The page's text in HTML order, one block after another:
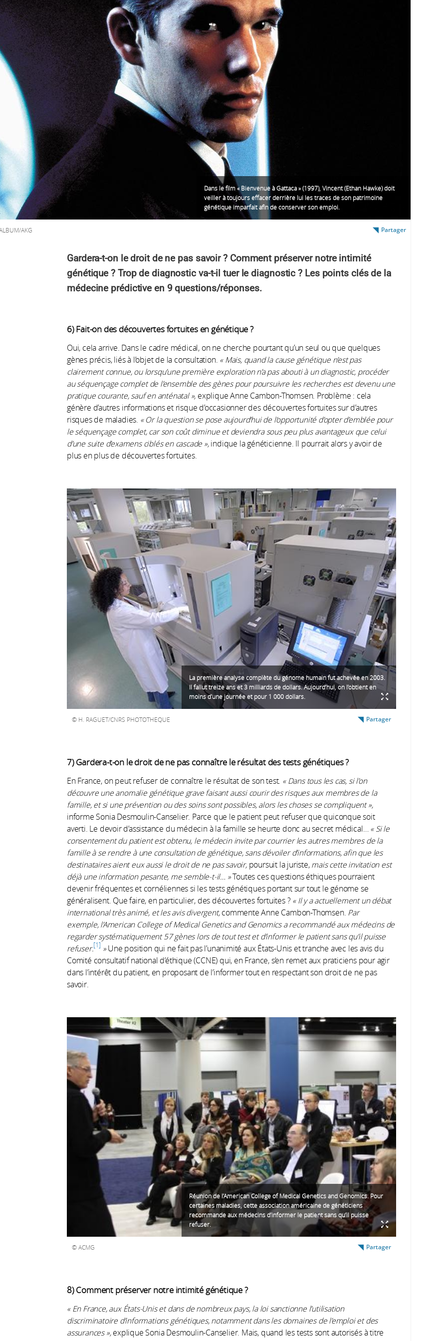
Dans le film « Bienvenue à Gattaca » (1997), Vincent (Ethan Hawke) doit
veiller à toujours effacer derrière lui les traces de son patrimoine
génétique imparfait afin de conserver son emploi.
AKG Partager
Gardera-t-on le droit de ne pas savoir ? Comment préserver notre intimité
génétique ? Trop de diagnostic va-t-il tuer le diagnostic ? Les points clés de la
médecine prédictive en 9 questions/réponses.
6) Fait-on des découvertes fortuites en génétique ?
Oui, cela arrive. Dans le cadre médical, on ne cherche pourtant qu’un seul ou que quelques
gènes précis, liés à l’objet de la consultation. « Mais, quand la cause génétique n’est pas
clairement connue, ou lorsqu’une première exploration n’a pas abouti à un diagnostic, procéder
au séquençage complet de l’ensemble des gènes pour poursuivre les recherches est devenu une
pratique courante, sauf en anténatal », explique Anne Cambon-Thomsen. Problème : cela
génère d’autres informations et risque d’occasionner des découvertes fortuites sur d’autres
risques de maladies. « Or la question se pose aujourd’hui de l’opportunité d’opter d’emblée pour
le séquençage complet, car son coût diminue et deviendra sous peu plus avantageux que celui
d’une suite d’examens ciblés en cascade »,indique la généticienne. Il pourrait alors y avoir de
plus en plus de découvertes fortuites.
La première analyse complète du génome humain fut achevée en 2003.
Il fallut treize ans et 3 milliards de dollars. Aujourd’hui, on l’obtient en
moins d’une journée et pour 1 000 dollars.
H. RAGUET/CNRS PHOTOTHEQUE Partager
7) Gardera-t-on le droit de ne pas connaître le résultat des tests génétiques ?
En France, on peut refuser de connaître le résultat de son test. « Dans tous les cas, si l’on
découvre une anomalie génétique grave faisant aussi courir des risques aux membres de la
famille, et si une prévention ou des soins sont possibles, alors les choses se compliquent »,
informe Sonia Desmoulin-Canselier. Parce que le patient peut refuser que quiconque soit
averti. Le devoir d’assistance du médecin à la famille se heurte donc au secret médical… « Si le
consentement du patient est obtenu, le médecin invite par courrier les autres membres de la
famille à se rendre à une consultation de génétique, sans dévoiler d’informations, afin que les
destinataires aient eux aussi le droit de ne pas savoir, poursuit la juriste,mais cette invitation est
déjà une information pesante, me semble-t-il… »Toutes ces questions éthiques pourraient
devenir fréquentes et cornéliennes si les tests génétiques portant sur tout le génome se
généralisent. Que faire, en particulier, des découvertes fortuites ? « Il y a actuellement un débat
international très animé, et les avis divergent,commente Anne Cambon-Thomsen. Par
exemple, l’American College of Medical Genetics and Genomics a recommandé aux médecins de
regarder systématiquement 57 gènes lors de tout test et d’informer le patient sans qu’il puisse
refuser. 1 »Une position qui ne fait pas l’unanimité aux États-Unis et tranche avec les avis du
Comité consultatif national d’éthique (CCNE) qui, en France, s’en remet aux praticiens pour agir
dans l’intérêt du patient, en proposant de l’informer tout en respectant son droit de ne pas
savoir.
Réunion de l’American College of Medical Genetics and Genomics. Pour
certaines maladies, cette association américaine de généticiens
recommande aux médecins d’informer le patient sans qu’il puisse
refuser.
ACMG Partager
8) Comment préserver notre intimité génétique ?
« En France, aux États-Unis et dans de nombreux pays, la loi sanctionne l’utilisation
discriminatoire d’informations génétiques, notamment dans les domaines de l’emploi et des
assurances »,explique Sonia Desmoulin-Canselier. Mais, quand les tests sont autorisés à titre